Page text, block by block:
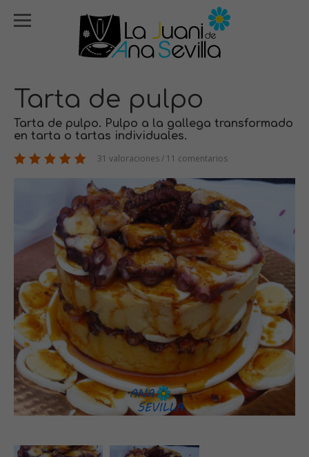
Tarta de pulpo
Tarta de pulpo. Pulpo a la gallega transformado
en tarta o tartas individuales.
31 valoraciones / 11 comentarios